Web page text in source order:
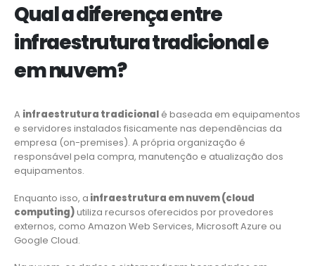
Qual a diferença entre
infraestrutura tradicional e
em nuvem?
A infraestrutura tradicional é baseada em equipamentos
e servidores instalados fisicamente nas dependências da
empresa (on-premises). A própria organização é
responsável pela compra, manutenção e atualização dos
equipamentos.
Enquanto isso, a infraestrutura em nuvem (cloud
computing)utiliza recursos oferecidos por provedores
externos, como Amazon Web Services, Microsoft Azure ou
Google Cloud.